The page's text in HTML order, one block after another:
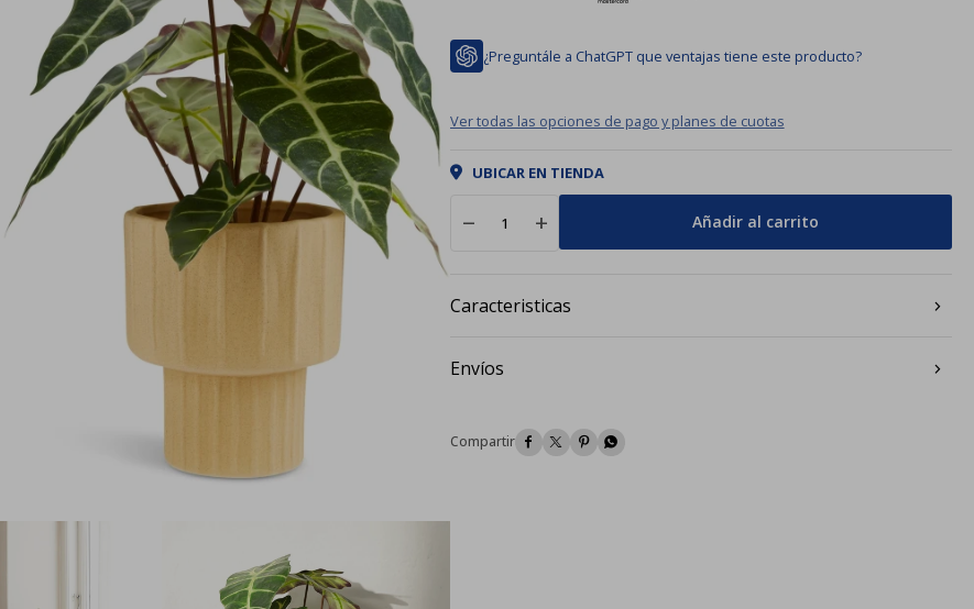
¿Preguntále a ChatGPT que ventajas tiene este producto?
Ver todas las opciones de pago y planes de cuotas
UBICAR EN TIENDA
remove add Añadir al carrito
Caracteristicas
Envíos
   